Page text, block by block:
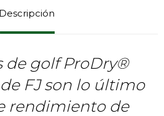
Descripción
de golf ProDry®
FJ son lo último
rendimiento de